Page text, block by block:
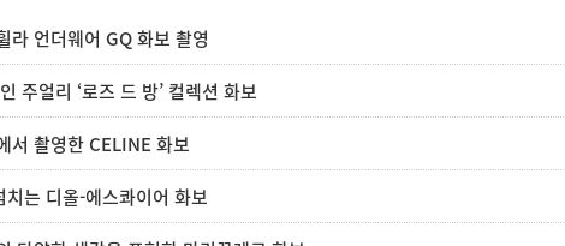
라 언더웨어 GQ 화보 촬영
주얼리 ‘로즈 드 방’ 컬렉션 화보
서 촬영한 CELINE 화보
는 디올-에스콰이어 화보